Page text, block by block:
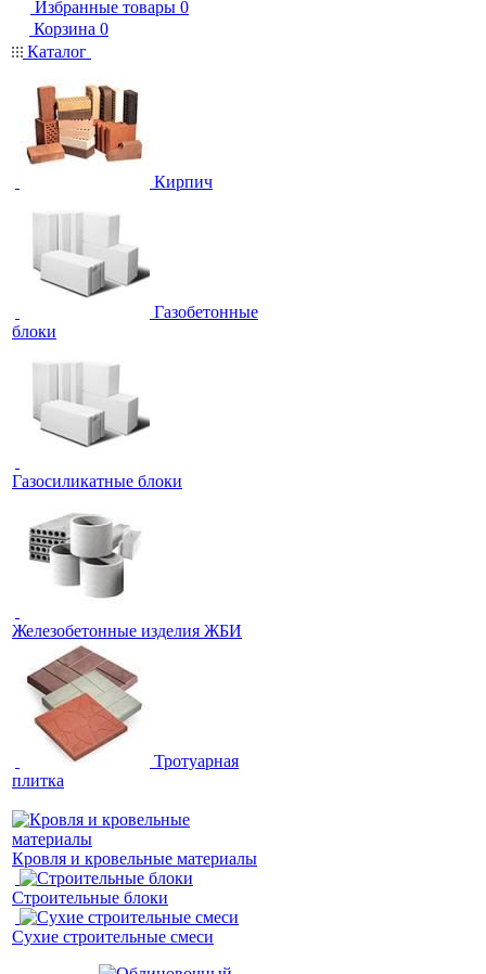
Избранные товары 0
Корзина 0
Каталог
Кирпич
Газобетонные
блоки
Газосиликатные блоки
Железобетонные изделия ЖБИ
Тротуарная
плитка
Кровля и кровельные материалы
Строительные блоки
Сухие строительные смеси